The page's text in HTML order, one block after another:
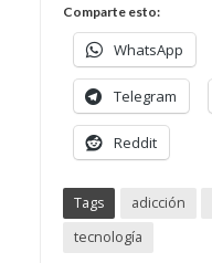
Comparte esto:
WhatsApp
Telegram
Reddit
Tags adicción
tecnología